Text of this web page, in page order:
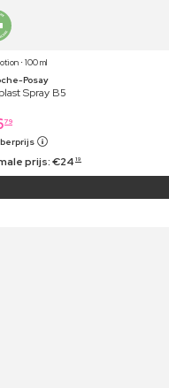
⋅ 100 ml
Posay
Spray B5
79
prijs:€24 19